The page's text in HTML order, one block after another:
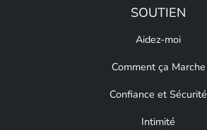
SOUTIEN
Aidez-moi
Comment ça Marche
Confiance et Sécurité
Intimité